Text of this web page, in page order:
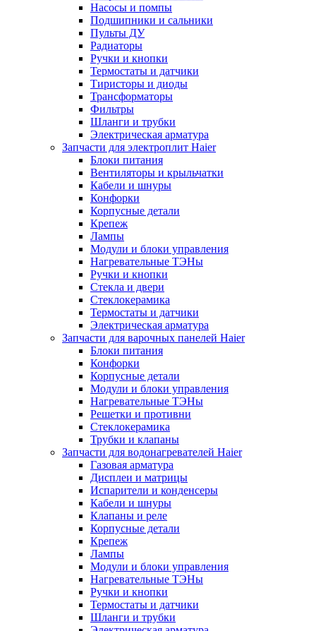
Насосы и помпы
Подшипники и сальники
Пульты ДУ
Радиаторы
Ручки и кнопки
Термостаты и датчики
Тиристоры и диоды
Трансформаторы
Фильтры
Шланги и трубки
Электрическая арматура
Запчасти для электроплит Haier
Блоки питания
Вентиляторы и крыльчатки
Кабели и шнуры
Конфорки
Корпусные детали
Крепеж
Лампы
Модули и блоки управления
Нагревательные ТЭНы
Ручки и кнопки
Стекла и двери
Стеклокерамика
Термостаты и датчики
Электрическая арматура
Запчасти для варочных панелей Haier
Блоки питания
Конфорки
Корпусные детали
Модули и блоки управления
Нагревательные ТЭНы
Решетки и противни
Стеклокерамика
Трубки и клапаны
Запчасти для водонагревателей Haier
Газовая арматура
Дисплеи и матрицы
Испарители и конденсеры
Кабели и шнуры
Клапаны и реле
Корпусные детали
Крепеж
Лампы
Модули и блоки управления
Нагревательные ТЭНы
Ручки и кнопки
Термостаты и датчики
Шланги и трубки